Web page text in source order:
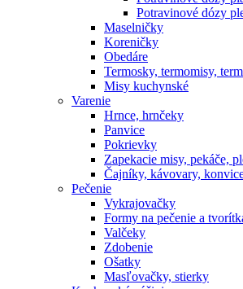
Potravinové dózy
Maselničky
Koreničky
Obedáre
Termosky, termomisy,
Misy kuchynské
Varenie
Hrnce, hrnčeky
Panvice
Pokrievky
Zapekacie misy, pekáče,
Čajníky, kávovary,
Pečenie
Vykrajovačky
Formy na pečenie a
Valčeky
Zdobenie
Ošatky
Masľovačky, stierky